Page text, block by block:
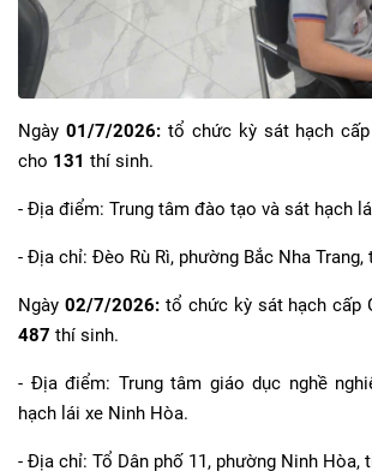
Ngày 01/7/2026:tổ chức kỳ sát hạch cấp
cho 131 thí sinh.
- Địa điểm: Trung tâm đào tạo và sát hạch
- Địa chỉ: Đèo Rù Rì, phường Bắc Nha Trang,
Ngày 02/7/2026:tổ chức kỳ sát hạch cấp
487 thí sinh.
- Địa điểm: Trung tâm giáo dục nghề
hạch lái xe Ninh Hòa.
- Địa chỉ: Tổ Dân phố 11, phường Ninh Hòa,